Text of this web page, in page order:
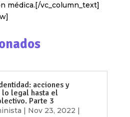
médica.[/vc_column_text]
acciones y
lo legal hasta el
Parte 3
Nov 23, 2022